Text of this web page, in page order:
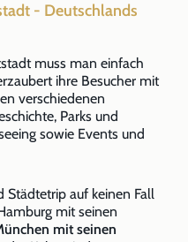
- Deutschlands
muss man einfach
ihre Besucher mit
verschiedenen
Parks und
sowie Events und
Städtetrip auf keinen Fall
mit seinen
mit seinen